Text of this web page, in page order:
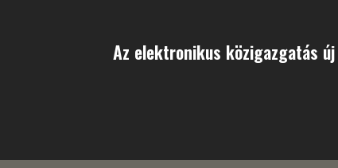
Az elektronikus közigazgatás